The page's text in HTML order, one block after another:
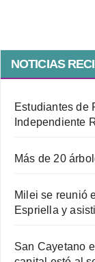
NOTICIAS
Estudiantes de
Independiente
Más de 20
Milei se reunió
Espriella y
San Cayetano